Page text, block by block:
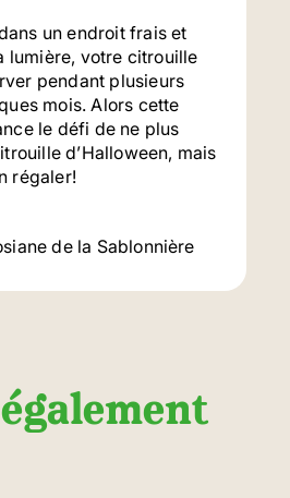
un endroit frais et
lumière, votre citrouille
pendant plusieurs
mois. Alors cette
le défi de ne plus
d’Halloween, mais
régaler!
de la Sablonnière